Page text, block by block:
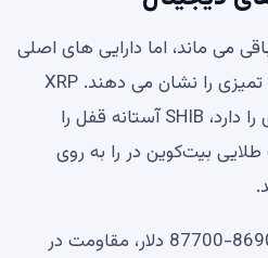
می ماند، اما دارایی های اصلی
ساختار به طرز شگفت آوری تمیزی را نشان می دهند. XRP
قوی‌ترین الگوی چند هفته‌ای را دارد، SHIB آستانه قفل را
بیت‌کوین در را به روی
: حدود 86900-87700 دلار، مقاومت در